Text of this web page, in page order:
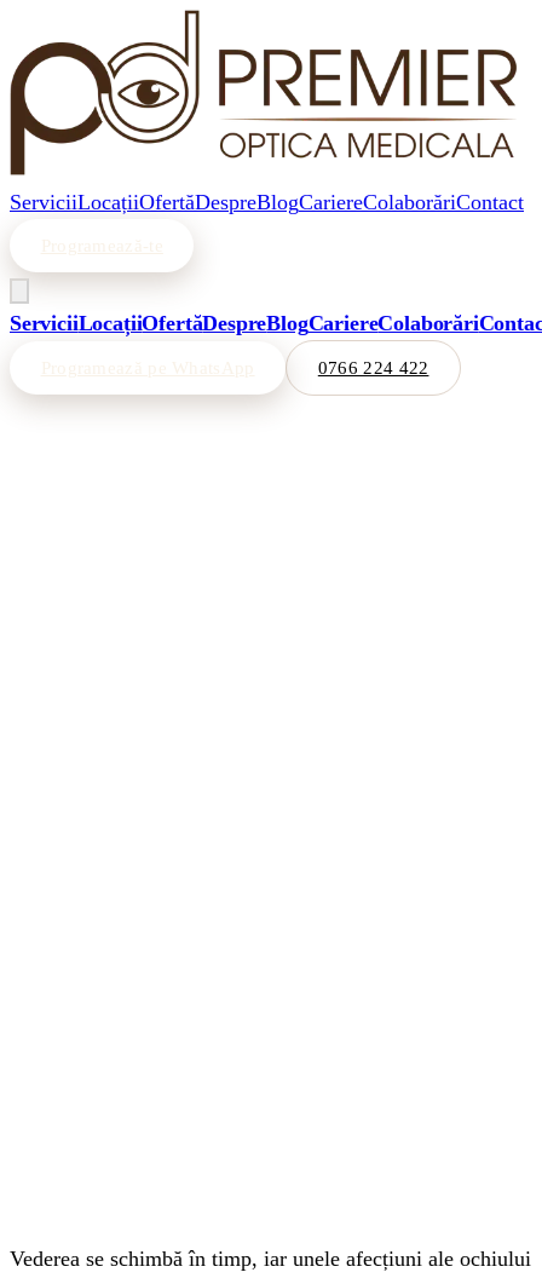
ServiciiLocațiiOfertăDespreBlogCariereColaborăriContact
Programează-te
ServiciiLocațiiOfertăDespreBlogCariereColaborări
Programează pe WhatsApp 0766 224 422
Vederea se schimbă în timp, iar unele afecțiuni ale ochiului